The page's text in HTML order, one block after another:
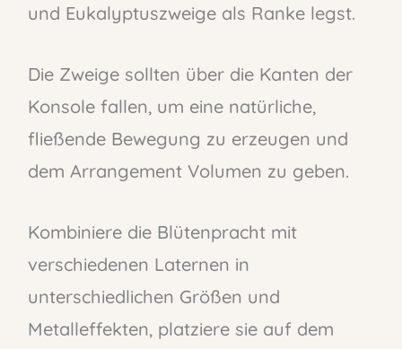
und Eukalyptuszweige als Ranke legst.
Die Zweige sollten über die Kanten der
Konsole fallen, um eine natürliche,
fließende Bewegung zu erzeugen und
dem Arrangement Volumen zu geben.
Kombiniere die Blütenpracht mit
verschiedenen Laternen in
unterschiedlichen Größen und
Metalleffekten, platziere sie auf dem